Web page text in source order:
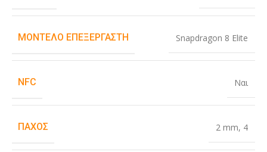
ΜΟΝΤΈΛΟ ΕΠΕΞΕΡΓΑΣΤΉ Snapdragon 8 Elite
NFC Ναι
ΠΆΧΟΣ 2 mm, 4